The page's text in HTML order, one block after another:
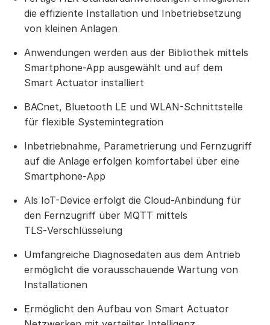
die effiziente Installation und Inbetriebsetzung
von kleinen Anlagen
Anwendungen werden aus der Bibliothek mittels
Smartphone-App ausgewählt und auf dem
Smart Actuator installiert
BACnet, Bluetooth LE und WLAN-Schnittstelle
für flexible Systemintegration
Inbetriebnahme, Parametrierung und Fernzugriff
auf die Anlage erfolgen komfortabel über eine
Smartphone‑App
Als IoT-Device erfolgt die Cloud-Anbindung für
den Fernzugriff über MQTT mittels
TLS‑Verschlüsselung
Umfangreiche Diagnosedaten aus dem Antrieb
ermöglicht die vorausschauende Wartung von
Installationen
Ermöglicht den Aufbau von Smart Actuator